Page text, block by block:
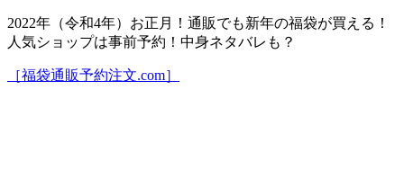
2022年（令和4年）お正月！通販でも新年の福袋が買える！
人気ショップは事前予約！中身ネタバレも？
［福袋通販予約注文.com］